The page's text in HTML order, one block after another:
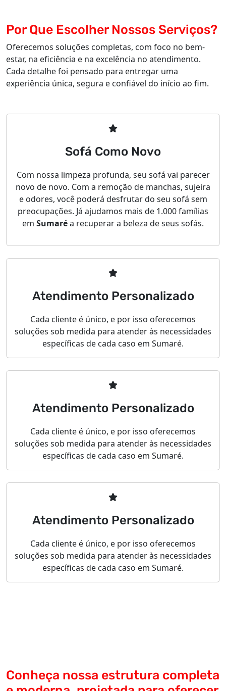
Por Que Escolher Nossos Serviços?
Oferecemos soluções completas, com foco no bem-
estar, na eficiência e na excelência no atendimento.
Cada detalhe foi pensado para entregar uma
experiência única, segura e confiável do início ao fim.
Sofá Como Novo
Com nossa limpeza profunda, seu sofá vai parecer
novo de novo. Com a remoção de manchas, sujeira
e odores, você poderá desfrutar do seu sofá sem
preocupações. Já ajudamos mais de 1.000 famílias
em Sumaréa recuperar a beleza de seus sofás.
Atendimento Personalizado
Cada cliente é único, e por isso oferecemos
soluções sob medida para atender às necessidades
específicas de cada caso em Sumaré.
Atendimento Personalizado
Cada cliente é único, e por isso oferecemos
soluções sob medida para atender às necessidades
específicas de cada caso em Sumaré.
Atendimento Personalizado
Cada cliente é único, e por isso oferecemos
soluções sob medida para atender às necessidades
específicas de cada caso em Sumaré.
Conheça nossa estrutura completa